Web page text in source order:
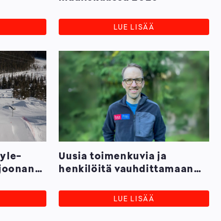
LUE LISÄÄ
Uusia toimenkuvia ja
henkilöitä vauhdittamaan
hiihtokeskusten
ympärivuotista kasvua
LUE LISÄÄ